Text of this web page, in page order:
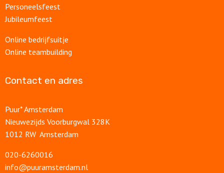
Personeelsfeest
Jubileumfeest
Online bedrijfsuitje
Online teambuilding
Contact en adres
Puur* Amsterdam
Nieuwezijds Voorburgwal 328K
1012 RW Amsterdam
020-6260016
info@puuramsterdam.nl